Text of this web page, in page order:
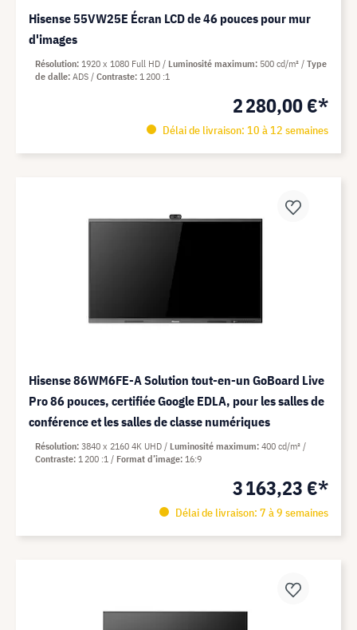
Hisense 55VW25E Écran LCD de 46 pouces pour mur
d'images
2 280,00 €*
Délai de livraison: 10 à 12 semaines
Résolution 1920 x 1080 Full HD Luminosité maximum 500 cd/m²
Type
de dalle ADS Contraste 1 200 :1
Hisense 86WM6FE-A Solution tout-en-un GoBoard Live
Pro 86 pouces, certifiée Google EDLA, pour les salles de
conférence et les salles de classe numériques
3 163,23 €*
Délai de livraison: 7 à 9 semaines
Résolution 3840 x 2160 4K UHD Luminosité maximum 400 cd/m²
Contraste 1 200 :1 Format d’image 16:9